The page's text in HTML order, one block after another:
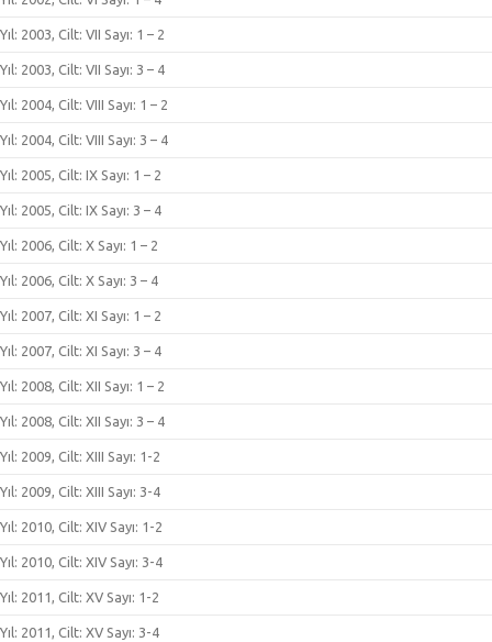
Yıl: 2003, Cilt: VII Sayı: 1 – 2
Yıl: 2003, Cilt: VII Sayı: 3 – 4
Yıl: 2004, Cilt: VIII Sayı: 1 – 2
Yıl: 2004, Cilt: VIII Sayı: 3 – 4
Yıl: 2005, Cilt: IX Sayı: 1 – 2
Yıl: 2005, Cilt: IX Sayı: 3 – 4
Yıl: 2006, Cilt: X Sayı: 1 – 2
Yıl: 2006, Cilt: X Sayı: 3 – 4
Yıl: 2007, Cilt: XI Sayı: 1 – 2
Yıl: 2007, Cilt: XI Sayı: 3 – 4
Yıl: 2008, Cilt: XII Sayı: 1 – 2
Yıl: 2008, Cilt: XII Sayı: 3 – 4
Yıl: 2009, Cilt: XIII Sayı: 1-2
Yıl: 2009, Cilt: XIII Sayı: 3-4
Yıl: 2010, Cilt: XIV Sayı: 1-2
Yıl: 2010, Cilt: XIV Sayı: 3-4
Yıl: 2011, Cilt: XV Sayı: 1-2
Yıl: 2011, Cilt: XV Sayı: 3-4